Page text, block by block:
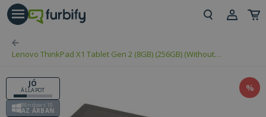
Lenovo ThinkPad X1 Tablet Gen 2 (8GB) (256GB) (Without
JÓ
ÁLLAPOT
Windows 10
AZ ÁRBAN
%
gomb